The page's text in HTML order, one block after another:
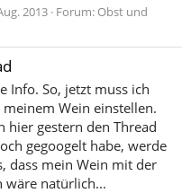
2013 Forum: Obst und
Info. So, jetzt muss ich
Wein einstellen.
hier gestern den Thread
gegoogelt habe, werde
dass mein Wein mit der
wäre natürlich...